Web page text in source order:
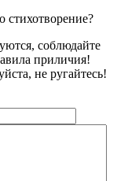
стихотворение?
соблюдайте
приличия!
не ругайтесь!